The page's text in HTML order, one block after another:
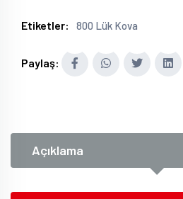
Etiketler: 800 Lük Kova
Paylaş:
Açıklama